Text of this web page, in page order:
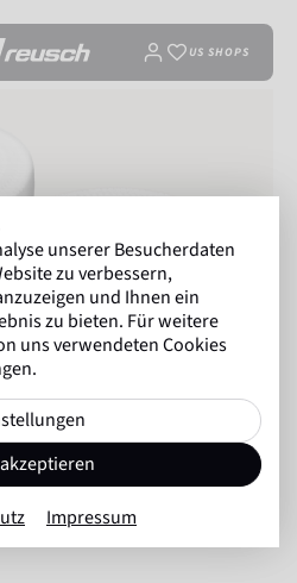
US SHOPS
unserer Besucherdaten
zu verbessern,
und Ihnen ein
zu bieten. Für weitere
uns verwendeten Cookies
Impressum